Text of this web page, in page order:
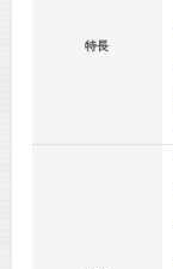
特長